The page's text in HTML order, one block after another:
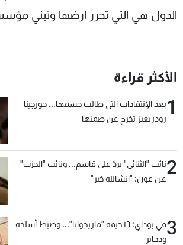
الدول هي التي تحرر ارضها وتبني
الأكثر قراءة
1بعد الإنتقادات التي طالت جسمها... جورجينا
رودريغيز تخرج عن صمتها
2نائب "الثنائي" يردّ على قاسم... ونائب "الحزب"
عن عون: "انشالله خير"
3
في بوداي: ١٦ خيمة "ماريجوانا"... وضبط أسلحة
وذخائر